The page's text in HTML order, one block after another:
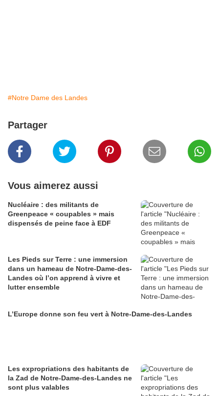
#Notre Dame des Landes
Partager
Vous aimerez aussi
Nucléaire : des militants de
Greenpeace « coupables » mais
dispensés de peine face à EDF
Les Pieds sur Terre : une immersion
dans un hameau de Notre-Dame-des-
Landes où l’on apprend à vivre et
lutter ensemble
L’Europe donne son feu vert à Notre-Dame-des-Landes
Les expropriations des habitants de
la Zad de Notre-Dame-des-Landes ne
sont plus valables